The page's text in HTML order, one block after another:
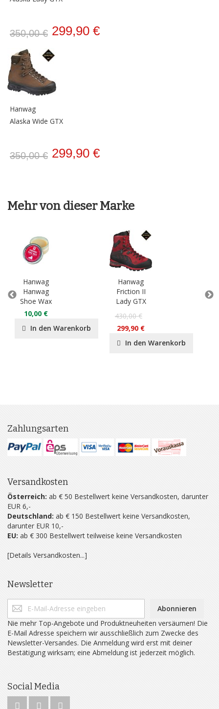
350,00 € 299,90 €
Hanwag
Alaska Wide GTX
350,00 € 299,90 €
Mehr von dieser Marke
Hanwag
Hanwag
Shoe Wax
10,00 €
In den Warenkorb
Hanwag
Friction II
Lady GTX
430,00 €
299,90 €
In den Warenkorb
Zahlungsarten
Versandkosten
Österreich: ab € 50 Bestellwert keine Versandkosten, darunter
EUR 6,-
Deutschland: ab € 150 Bestellwert keine Versandkosten,
darunter EUR 10,-
EU: ab € 300 Bestellwert teilweise keine Versandkosten
[Details Versandkosten...]
Newsletter
Abonnieren
Nie mehr Top-Angebote und Produktneuheiten versäumen! Die
E-Mail Adresse speichern wir ausschließlich zum Zwecke des
Newsletter-Versandes. Die Anmeldung wird erst mit deiner
Bestätigung wirksam; eine Abmeldung ist jederzeit möglich.
Social Media